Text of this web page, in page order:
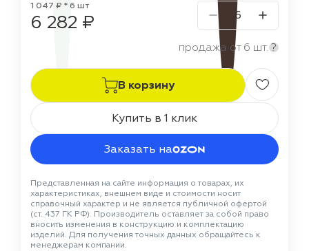
1 047 ₽ * 6 шт
6 282 ₽
продажа от 6 шт. ?
В корзину
Купить в 1 клик
Заказать на
Представленная на сайте информация о товарах, их
характеристиках, внешнем виде и стоимости носит
справочный характер и не является публичной офертой
(ст. 437 ГК РФ). Производитель оставляет за собой право
вносить изменения в конструкцию и комплектацию
изделий. Для получения точных данных обращайтесь к
менеджерам компании.